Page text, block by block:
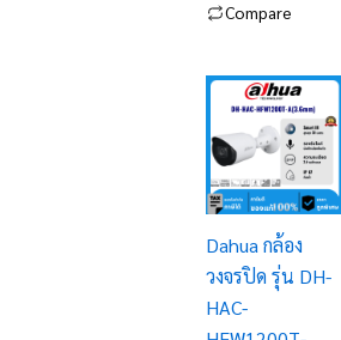
Compare
Dahua กล้อง
วงจรปิด รุ่น DH-
HAC-